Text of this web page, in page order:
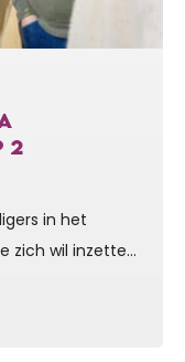
2
in het
zich wil inzetten
maandag 2